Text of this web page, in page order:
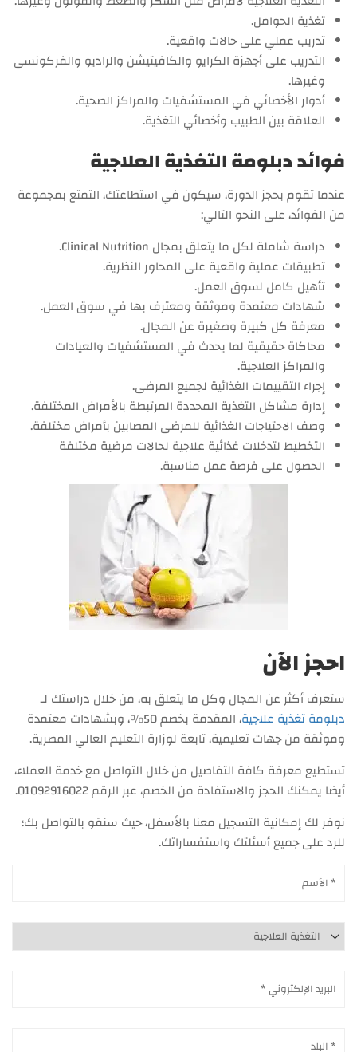
تغذية الحوامل.
تدريب عملي على حالات واقعية.
التدريب على أجهزة الكرايو والكافيتيشن والراديو والفركونسى
وغيرها.
أدوار الأخصائي في المستشفيات والمراكز الصحية.
العلاقة بين الطبيب وأخصائي التغذية.
فوائد دبلومة التغذية العلاجية
عندما تقوم بحجز الدورة، سيكون في استطاعتك، التمتع بمجموعة
من الفوائد، على النحو التالي:
دراسة شاملة لكل ما يتعلق بمجال Clinical Nutrition.
تطبيقات عملية واقعية على المحاور النظرية.
تأهيل كامل لسوق العمل.
شهادات معتمدة وموثقة ومعترف بها في سوق العمل.
معرفة كل كبيرة وصغيرة عن المجال.
محاكاة حقيقية لما يحدث في المستشفيات والعيادات
والمراكز العلاجية.
إجراء التقييمات الغذائية لجميع المرضى.
إدارة مشاكل التغذية المحددة المرتبطة بالأمراض المختلفة.
وصف الاحتياجات الغذائية للمرضى المصابين بأمراض مختلفة.
التخطيط لتدخلات غذائية علاجية لحالات مرضية مختلفة
الحصول على فرصة عمل مناسبة.
احجز الآن
ستعرف أكثر عن المجال وكل ما يتعلق به، من خلال دراستك لـ
دبلومة تغذية علاجية
، المقدمة بخصم 50%، وبشهادات معتمدة
وموثقة من جهات تعليمية، تابعة لوزارة التعليم العالي المصرية.
تستطيع معرفة كافة التفاصيل من خلال التواصل مع خدمة العملاء،
أيضا يمكنك الحجز والاستفادة من الخصم، عبر الرقم 01092916022.
نوفر لك إمكانية التسجيل معنا بالأسفل، حيث سنقو بالتواصل بك؛
للرد على جميع أسئلتك واستفساراتك.